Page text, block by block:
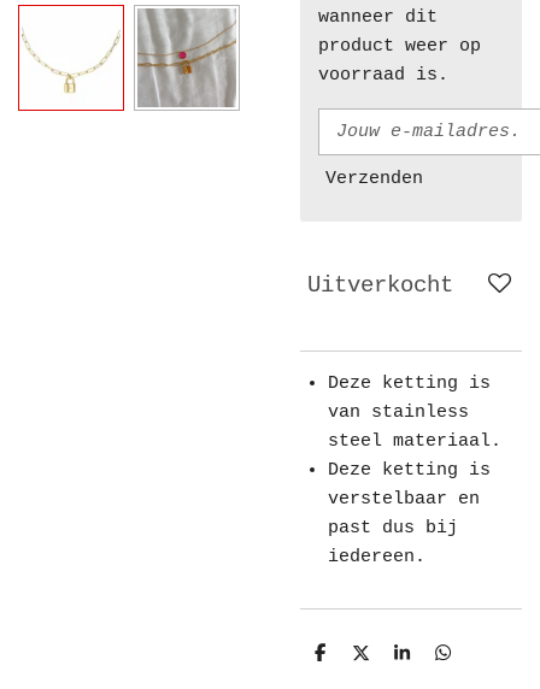
wanneer dit
product weer op
voorraad is.
Verzenden
Uitverkocht
Deze ketting is
van stainless
steel materiaal.
Deze ketting is
verstelbaar en
past dus bij
iedereen.
D
D
S
D